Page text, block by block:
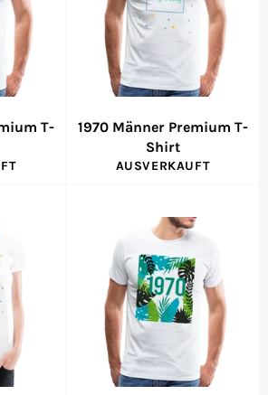
T-
1970 Männer Premium T-
Shirt
AUSVERKAUFT